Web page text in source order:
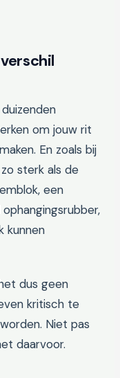
om jouw rit
En zoals bij
sterk als de
een
kunnen
dus geen
kritisch te
Niet pas
daarvoor.